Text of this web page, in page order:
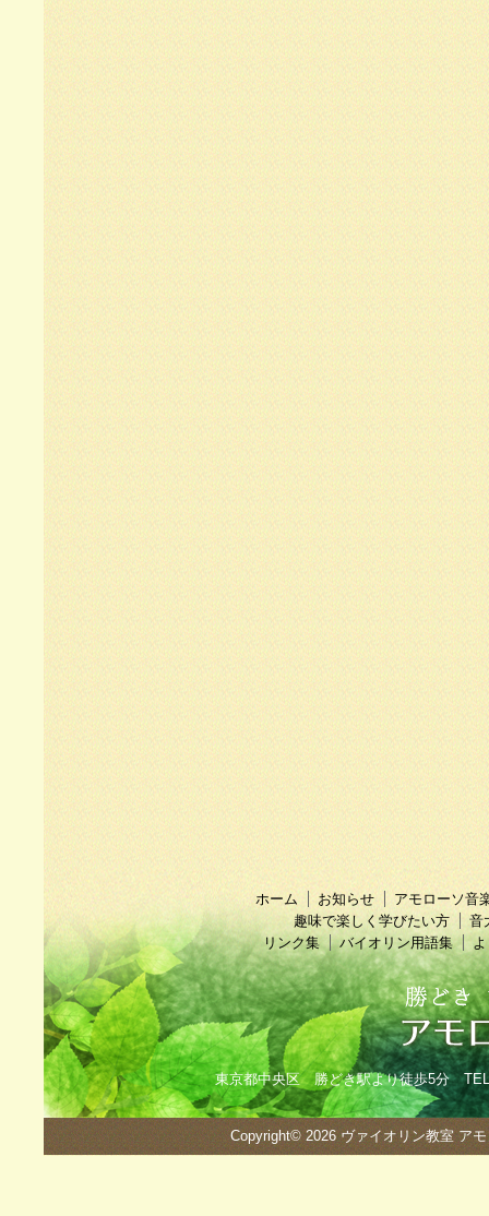
ホーム お知らせ
アモローソ音
趣味で楽しく学びたい方
音
リンク集
バイオリン用語集
東京都中央区 勝どき駅より徒歩5分
Copyright© 2026 ヴァイオリン教室 ア